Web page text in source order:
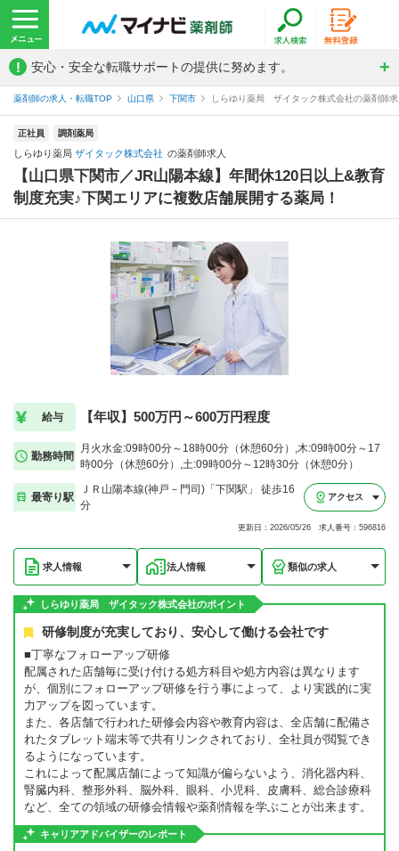
! 安心・安全な転職サポートの提供に努めます。
薬剤師の求人・転職TOP 山口県 下関市 しらゆり薬局 ザイタック株式会社の薬剤師
正社員 調剤薬局
しらゆり薬局 ザイタック株式会社 の薬剤師求人
【山口県下関市／JR山陽本線】年間休120日以上&教育
制度充実♪下関エリアに複数店舗展開する薬局！
給与 【年収】500万円～600万円程度
勤務時間
月火水金:09時00分～18時00分（休憩60分）,木:09時00分～17
時00分（休憩60分）,土:09時00分～12時30分（休憩0分）
最寄り駅
ＪＲ山陽本線(神戸－門司)「下関駅」 徒歩16
分
アクセス
更新日：2026/05/26 求人番号：596816
求人情報 法人情報 類似の求人
しらゆり薬局 ザイタック株式会社のポイント
研修制度が充実しており、安心して働ける会社です
■丁寧なフォローアップ研修
配属された店舗毎に受け付ける処方科目や処方内容は異なります
が、個別にフォローアップ研修を行う事によって、より実践的に実
力アップを図っています。
また、各店舗で行われた研修会内容や教育内容は、全店舗に配備さ
れたタブレット端末等で共有リンクされており、全社員が閲覧でき
るようになっています。
これによって配属店舗によって知識が偏らないよう、消化器内科、
腎臓内科、整形外科、脳外科、眼科、小児科、皮膚科、総合診療科
など、全ての領域の研修会情報や薬剤情報を学ぶことが出来ます。
キャリアアドバイザーのレポート